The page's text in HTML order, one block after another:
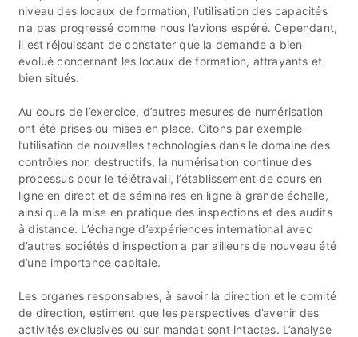
niveau des locaux de formation; l’utilisation des capacités
n’a pas progressé comme nous l’avions espéré. Cependant,
il est réjouissant de constater que la demande a bien
évolué concernant les locaux de formation, attrayants et
bien situés.
Au cours de l’exercice, d’autres mesures de numérisation
ont été prises ou mises en place. Citons par exemple
l’utilisation de nouvelles technologies dans le domaine des
contrôles non destructifs, la numérisation continue des
processus pour le télétravail, l’établissement de cours en
ligne en direct et de séminaires en ligne à grande échelle,
ainsi que la mise en pratique des inspections et des audits
à distance. L’échange d’expériences international avec
d’autres sociétés d’inspection a par ailleurs de nouveau été
d’une importance capitale.
Les organes responsables, à savoir la direction et le comité
de direction, estiment que les perspectives d’avenir des
activités exclusives ou sur mandat sont intactes. L’analyse